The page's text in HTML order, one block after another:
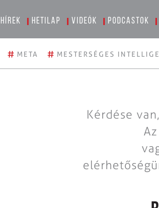
Hírek Hetilap Videók Podcastok
# META # MESTERSÉGES
Kérdése
Az